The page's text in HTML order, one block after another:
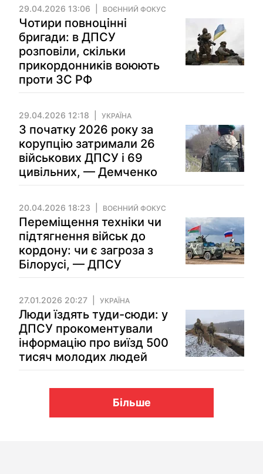
29.04.2026 13:06 ВОЄННИЙ ФОКУС
Чотири повноцінні
бригади: в ДПСУ
розповіли, скільки
прикордонників воюють
проти ЗС РФ
29.04.2026 12:18 УКРАЇНА
З початку 2026 року за
корупцію затримали 26
військових ДПСУ і 69
цивільних, — Демченко
20.04.2026 18:23 ВОЄННИЙ ФОКУС
Переміщення техніки чи
підтягнення військ до
кордону: чи є загроза з
Білорусі, — ДПСУ
27.01.2026 20:27 УКРАЇНА
Люди їздять туди-сюди: у
ДПСУ прокоментували
інформацію про виїзд 500
тисяч молодих людей
Більше